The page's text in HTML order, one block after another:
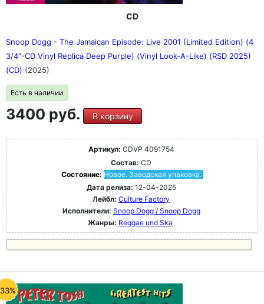
CD
Snoop Dogg - The Jamaican Episode: Live 2001 (Limited Edition) (4
3/4"-CD Vinyl Replica Deep Purple) (Vinyl Look-A-Like) (RSD 2025)
(CD) (2025)
Есть в наличии
3400 руб. В корзину
Артикул: CDVP 4091754
Состав: CD
Состояние: Новое. Заводская упаковка.
Дата релиза: 12-04-2025
Лейбл: Culture Factory
Исполнители: Snoop Dogg / Snoop Dogg
Жанры: Reggae und Ska